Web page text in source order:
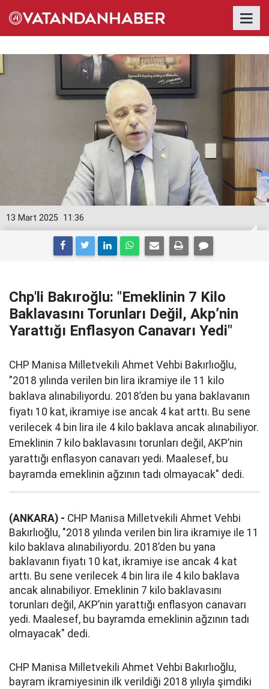
11:36
13 Mart 2025
Chp'li Bakıroğlu: "Emeklinin 7 Kilo
Baklavasını Torunları Değil, Akp’nin
Yarattığı Enflasyon Canavarı Yedi"
CHP Manisa Milletvekili Ahmet Vehbi Bakırlıoğlu,
"2018 yılında verilen bin lira ikramiye ile 11 kilo
baklava alınabiliyordu. 2018’den bu yana baklavanın
fiyatı 10 kat, ikramiye ise ancak 4 kat arttı. Bu sene
verilecek 4 bin lira ile 4 kilo baklava ancak alınabiliyor.
Emeklinin 7 kilo baklavasını torunları değil, AKP’nin
yarattığı enflasyon canavarı yedi. Maalesef, bu
bayramda emeklinin ağzının tadı olmayacak" dedi.
(ANKARA) - CHP Manisa Milletvekili Ahmet Vehbi
Bakırlıoğlu, "2018 yılında verilen bin lira ikramiye ile 11
kilo baklava alınabiliyordu. 2018’den bu yana
baklavanın fiyatı 10 kat, ikramiye ise ancak 4 kat
arttı. Bu sene verilecek 4 bin lira ile 4 kilo baklava
ancak alınabiliyor. Emeklinin 7 kilo baklavasını
torunları değil, AKP’nin yarattığı enflasyon canavarı
yedi. Maalesef, bu bayramda emeklinin ağzının tadı
olmayacak" dedi.
CHP Manisa Milletvekili Ahmet Vehbi Bakırlıoğlu,
bayram ikramiyesinin ilk verildiği 2018 yılıyla şimdiki